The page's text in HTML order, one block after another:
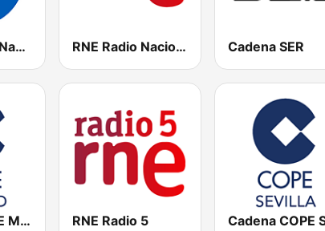
Radio Marca Nacional RNE Radio Nacional Cadena SER
Cadena COPE Madrid RNE Radio 5